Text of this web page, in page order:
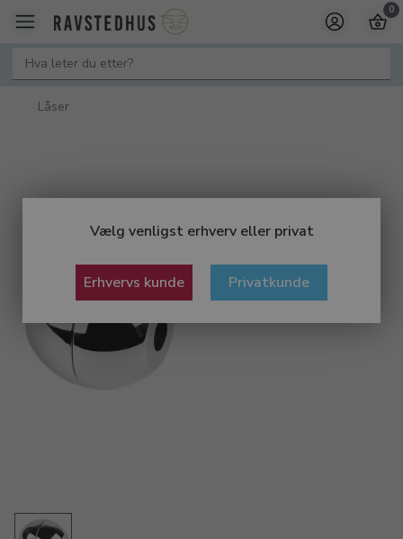
Vælg venligst erhverv eller privat
Erhvervs kunde Privatkunde
0
Låser